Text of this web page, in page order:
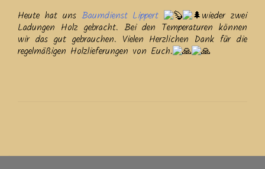
Heute hat uns Baumdienst Lippert
wieder zwei
Ladungen Holz gebracht. Bei den Temperaturen können
wir das gut gebrauchen. Vielen Herzlichen Dank für die
regelmäßigen Holzlieferungen von Euch.
Navigation